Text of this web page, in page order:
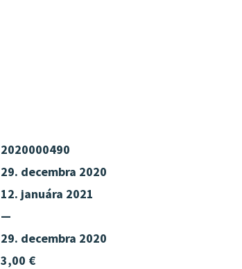
2020000490
29. decembra 2020
12. januára 2021
—
29. decembra 2020
3,00 €